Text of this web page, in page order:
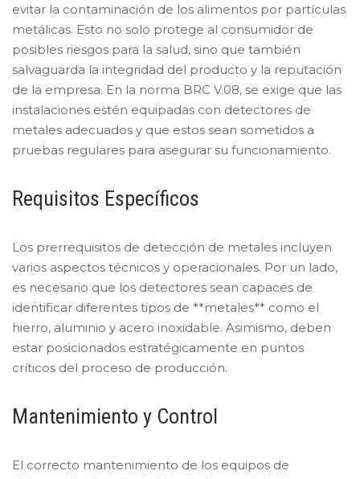
evitar la contaminación de los alimentos por partículas
metálicas. Esto no solo protege al consumidor de
posibles riesgos para la salud, sino que también
salvaguarda la integridad del producto y la reputación
de la empresa. En la norma BRC V.08, se exige que las
instalaciones estén equipadas con detectores de
metales adecuados y que estos sean sometidos a
pruebas regulares para asegurar su funcionamiento.
Requisitos Específicos
Los prerrequisitos de detección de metales incluyen
varios aspectos técnicos y operacionales. Por un lado,
es necesario que los detectores sean capaces de
identificar diferentes tipos de **metales** como el
hierro, aluminio y acero inoxidable. Asimismo, deben
estar posicionados estratégicamente en puntos
críticos del proceso de producción.
Mantenimiento y Control
El correcto mantenimiento de los equipos de